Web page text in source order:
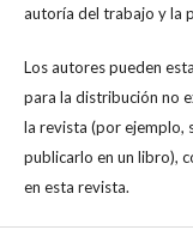
autoría del trabajo y la
Los autores pueden
para la distribución no
la revista (por ejemplo,
publicarlo en un libro),
en esta revista.